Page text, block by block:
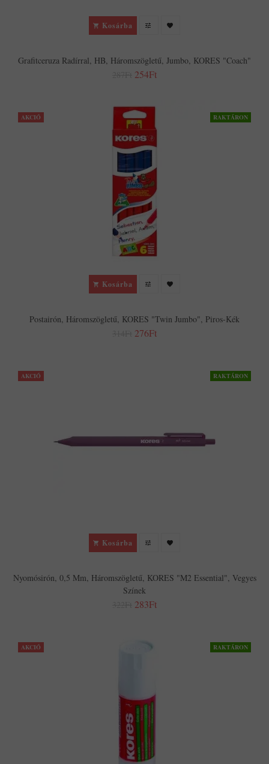
Kosárba
Grafitceruza Radírral, HB, Háromszögletű, Jumbo, KORES "Coach"
254Ft
AKCIÓ RAKTÁRON
Kosárba
Postairón, Háromszögletű, KORES "Twin Jumbo", Piros-Kék
276Ft
AKCIÓ RAKTÁRON
Kosárba
Nyomósirón, 0,5 Mm, Háromszögletű, KORES "M2 Essential", Vegyes
Színek
283Ft
AKCIÓ RAKTÁRON